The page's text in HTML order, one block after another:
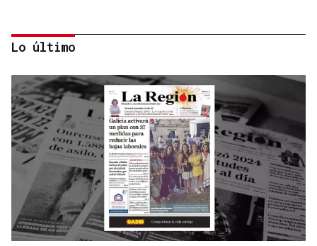
RESOLUCIÓN DEL TRIBUNAL
El Concello de Ourense, sitiado tras caer la
adjudicación del autobús
Lo último